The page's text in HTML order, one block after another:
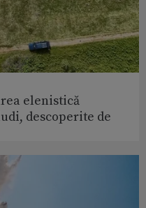
elenistică
descoperite de